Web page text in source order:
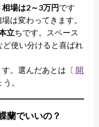
場は2～3万円です
は変わってきます。
立ちです。スペース
使い分けると喜ばれ
。選んだあとは〔 開
。
蘭でいいの？